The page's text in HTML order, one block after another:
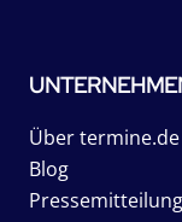
Über termine.de
Blog